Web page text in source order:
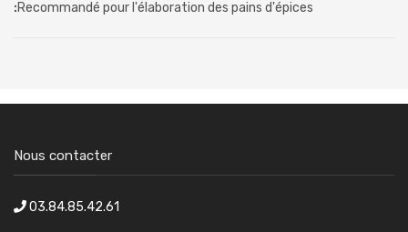
:Recommandé pour l'élaboration des pains d'épices
Nous contacter
03.84.85.42.61